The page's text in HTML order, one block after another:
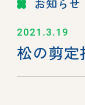
お知らせ
2021.3.19
松の剪定